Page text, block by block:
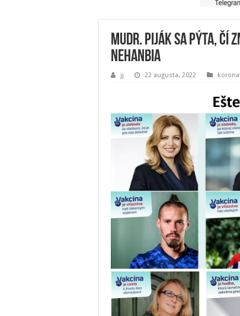
MUDr. Piják sa pýta, čí
nehanbia
jj 22 augusta, 2022